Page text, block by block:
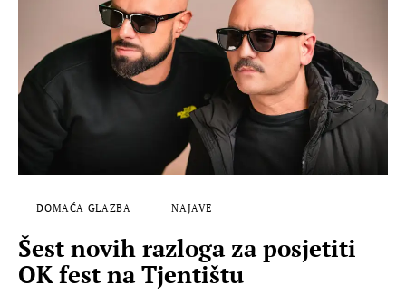
DOMAĆA GLAZBA NAJAVE
Šest novih razloga za posjetiti
OK fest na Tjentištu